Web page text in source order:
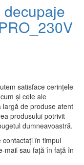
satisface cerințele
și cele ale
largă de produse atent
produsului potrivit
dumneavoastră.
în timpul
mail sau față în față în